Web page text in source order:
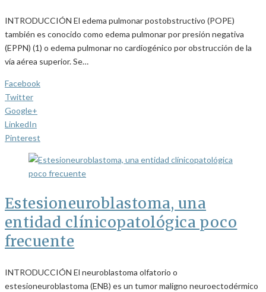
INTRODUCCIÓN El edema pulmonar postobstructivo (POPE)
también es conocido como edema pulmonar por presión negativa
(EPPN) (1) o edema pulmonar no cardiogénico por obstrucción de la
vía aérea superior. Se…
Facebook
Twitter
Google+
LinkedIn
Pinterest
Estesioneuroblastoma, una
entidad clínicopatológica poco
frecuente
INTRODUCCIÓN El neuroblastoma olfatorio o
estesioneuroblastoma (ENB) es un tumor maligno neuroectodérmico